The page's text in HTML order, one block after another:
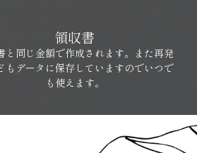
領収書
と同じ金額で作成されます。また再発
もデータに保存していますのでいつで
も使えます。